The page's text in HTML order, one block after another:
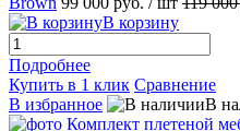
В корзину
Подробнее
Купить в 1 клик Сравнение
В избранное
В